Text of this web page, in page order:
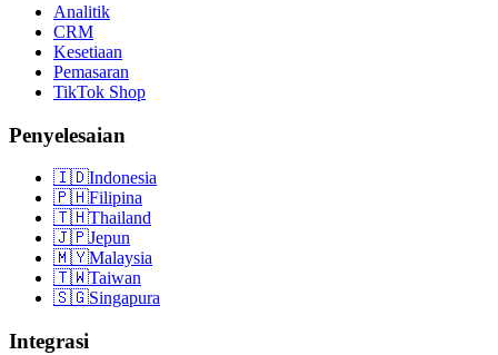
Analitik
CRM
Kesetiaan
Pemasaran
TikTok Shop
Penyelesaian
🇮🇩Indonesia
🇵🇭Filipina
🇹🇭Thailand
🇯🇵Jepun
🇲🇾Malaysia
🇹🇼Taiwan
🇸🇬Singapura
Integrasi